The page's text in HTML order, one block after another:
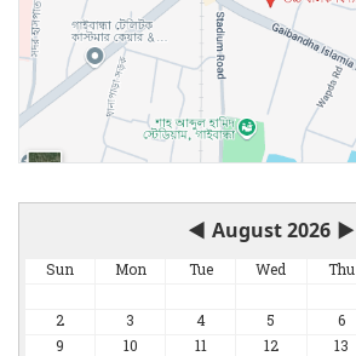
◀ August 2026 ▶
Sun Mon Tue Wed Thu
2
3 4 5 6
9
10 11 12 13